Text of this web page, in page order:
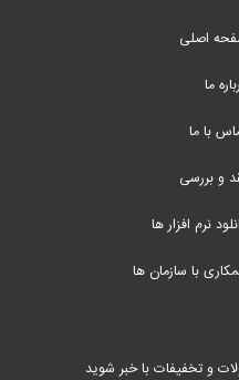
اصلی
ما
با ما
و بررسی
نرم افزار ها
با سازمان ها
و تخفیفات با خبر شوید